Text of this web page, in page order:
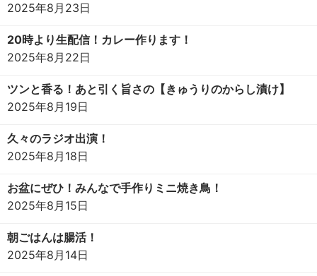
2025年8月23日
20時より生配信！カレー作ります！
2025年8月22日
ツンと香る！あと引く旨さの【きゅうりのからし漬け】
2025年8月19日
久々のラジオ出演！
2025年8月18日
お盆にぜひ！みんなで手作りミニ焼き鳥！
2025年8月15日
朝ごはんは腸活！
2025年8月14日